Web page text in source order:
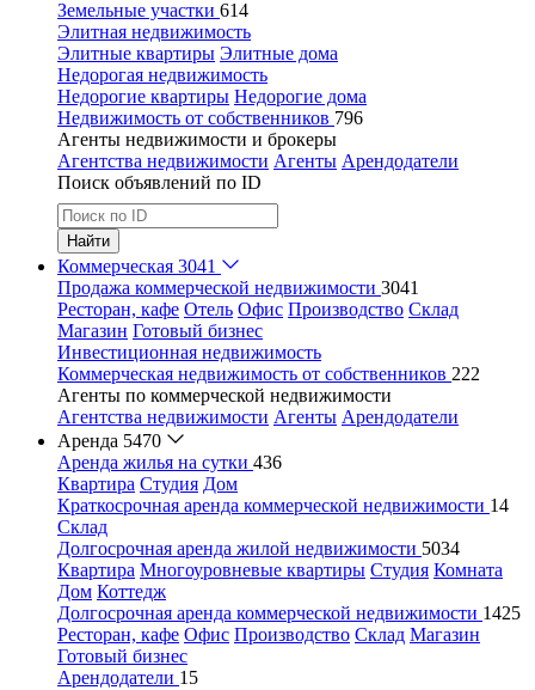
Земельные участки 614
Элитная недвижимость
Элитные квартиры Элитные дома
Недорогая недвижимость
Недорогие квартиры Недорогие дома
Недвижимость от собственников 796
Агенты недвижимости и брокеры
Агентства недвижимости Агенты Арендодатели
Поиск объявлений по ID
Найти
Коммерческая 3041
Продажа коммерческой недвижимости 3041
Ресторан, кафе Отель Офис Производство Склад
Магазин Готовый бизнес
Инвестиционная недвижимость
Коммерческая недвижимость от собственников 222
Агенты по коммерческой недвижимости
Агентства недвижимости Агенты Арендодатели
Аренда 5470
Аренда жилья на сутки 436
Квартира Студия Дом
Краткосрочная аренда коммерческой недвижимости 14
Склад
Долгосрочная аренда жилой недвижимости 5034
Квартира Многоуровневые квартиры Студия Комната
Дом Коттедж
Долгосрочная аренда коммерческой недвижимости 1425
Ресторан, кафе Офис Производство Склад Магазин
Готовый бизнес
Арендодатели 15